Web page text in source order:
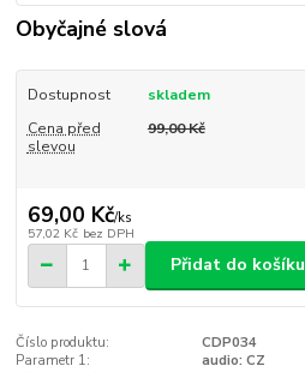
Obyčajné slová
Dostupnost
skladem
Cena před
slevou
99,00 Kč
69,00 Kč/ks
57,02 Kč bez DPH
Přidat do košíku
Číslo produktu:
CDP034
Parametr 1:
audio: CZ